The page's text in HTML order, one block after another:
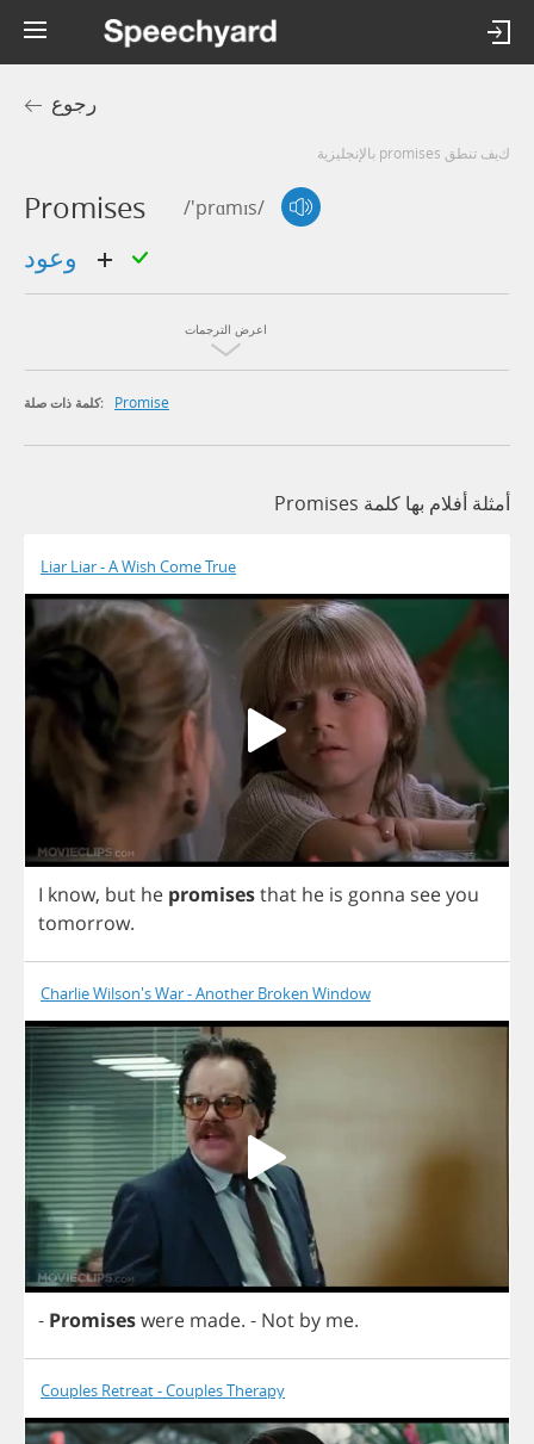
رجوع
كيف تنطق promises بالإنجليزية
Promises /'prɑmɪs/
اعرض الترجمات
كلمة ذات صلة: Promise
أمثلة أفلام بها كلمة Promises
Liar Liar - A Wish Come True
I know, but he promisesthat he is gonna seeyou
tomorrow.
Charlie Wilson's War - Another Broken Window
- Promiseswere made. - Not by me.
Couples Retreat - Couples Therapy